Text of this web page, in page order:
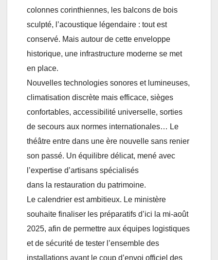
colonnes corinthiennes, les balcons de bois
sculpté, l’acoustique légendaire : tout est
conservé. Mais autour de cette enveloppe
historique, une infrastructure moderne se met
en place.
Nouvelles technologies sonores et lumineuses,
climatisation discrète mais efficace, sièges
confortables, accessibilité universelle, sorties
de secours aux normes internationales… Le
théâtre entre dans une ère nouvelle sans renier
son passé. Un équilibre délicat, mené avec
l’expertise d’artisans spécialisés
dans la restauration du patrimoine.
Le calendrier est ambitieux. Le ministère
souhaite finaliser les préparatifs d’ici la mi-août
2025, afin de permettre aux équipes logistiques
et de sécurité de tester l’ensemble des
installations avant le coup d’envoi officiel des